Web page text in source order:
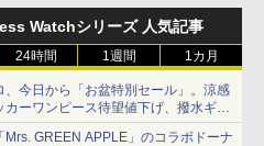
Watchシリーズ 人気記事
24時間 1週間 1カ月
、今日から「お盆特別セール」。涼感
カーワンピース待望値下げ、撥水ギア
は1990円に
Mrs. GREEN APPLE」のコラボドーナ